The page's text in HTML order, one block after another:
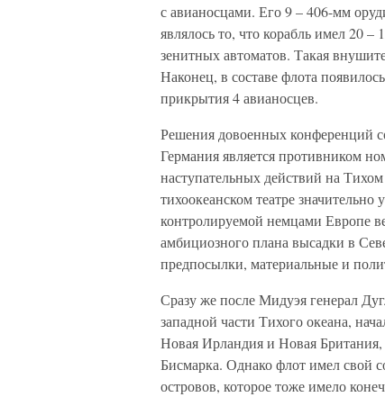
с авианосцами. Его 9 – 406-мм
являлось то, что корабль имел 20
зенитных автоматов. Такая
Наконец, в составе флота
прикрытия 4 авианосцев.
Решения довоенных конференций
Германия является противником
наступательных действий на
тихоокеанском театре
контролируемой немцами Европе
амбициозного плана высадки в
предпосылки, материальные и
Сразу же после Мидуэя генерал
западной части Тихого океана,
Новая Ирландия и Новая Британия,
Бисмарка. Однако флот имел свой
островов, которое тоже имело